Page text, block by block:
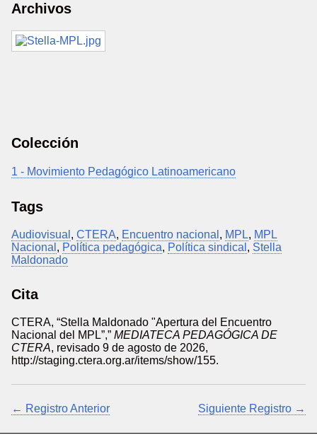
Archivos
Colección
1 - Movimiento Pedagógico Latinoamericano
Tags
Audiovisual , CTERA, Encuentro nacional , MPL, MPL
Nacional , Política pedagógica, Política sindical , Stella
Maldonado
Cita
CTERA, “Stella Maldonado "Apertura del Encuentro
Nacional del MPL”,” MEDIATECA PEDAGÓGICA DE
CTERA, revisado 9 de agosto de 2026,
http://staging.ctera.org.ar/items/show/155.
← Registro Anterior Siguiente Registro →